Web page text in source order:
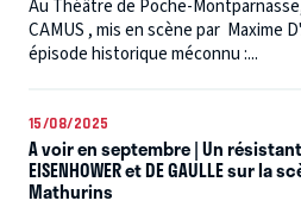
Au Théâtre de Poche-
CAMUS , mis en scène par Maxime
épisode historique méconnu :...
15/08/2025
A voir en septembre | Un
EISENHOWER et DE GAULLE sur
Mathurins